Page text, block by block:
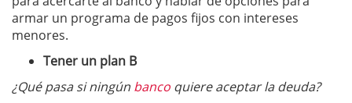
armar un programa de pagos fijos con intereses
menores.
Tener un plan B
¿Qué pasa si ningún banco quiere aceptar la deuda?